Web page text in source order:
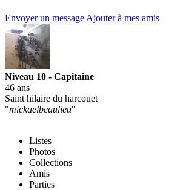
Envoyer un message Ajouter à mes amis
Niveau 10 - Capitaine
46 ans
Saint hilaire du harcouet
"mickaelbeaulieu"
Listes
Photos
Collections
Amis
Parties